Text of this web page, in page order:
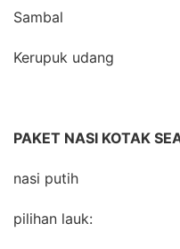
Sambal
Kerupuk udang
PAKET NASI KOTAK
nasi putih
pilihan lauk: